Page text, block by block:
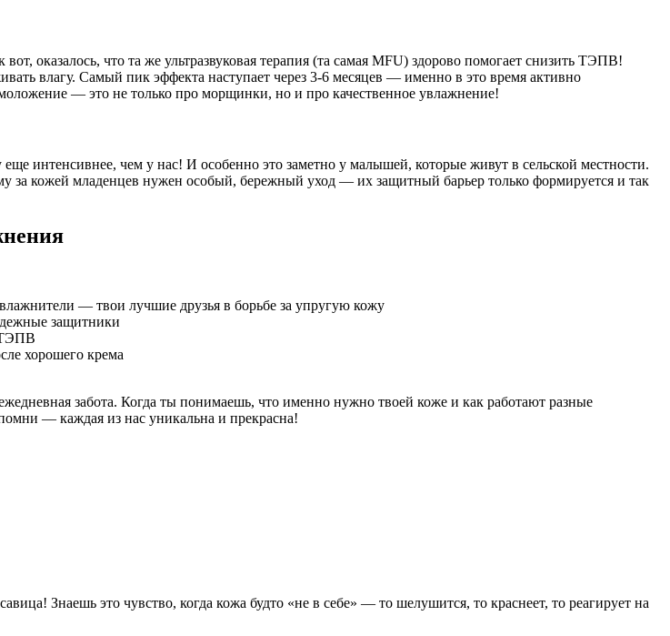
оказалось, что та же ультразвуковая терапия (та самая MFU) здорово помогает снизить ТЭПВ!
влагу. Самый пик эффекта наступает через 3-6 месяцев — именно в это время активно
— это не только про морщинки, но и про качественное увлажнение!
интенсивнее, чем у нас! И особенно это заметно у малышей, которые живут в сельской местности.
кожей младенцев нужен особый, бережный уход — их защитный барьер только формируется и так
— твои лучшие друзья в борьбе за упругую кожу
защитники
ТЭПВ
хорошего крема
забота. Когда ты понимаешь, что именно нужно твоей коже и как работают разные
— каждая из нас уникальна и прекрасна!
Знаешь это чувство, когда кожа будто «не в себе» — то шелушится, то краснеет, то реагирует на